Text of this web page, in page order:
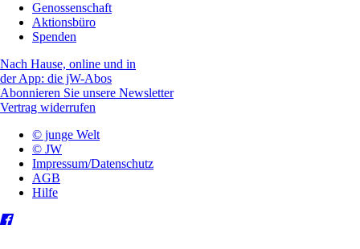
Genossenschaft
Aktionsbüro
Spenden
Nach Hause, online und in
der App: die jW-Abos
Abonnieren Sie unsere Newsletter
Vertrag widerrufen
© junge Welt
© JW
Impressum/Datenschutz
AGB
Hilfe